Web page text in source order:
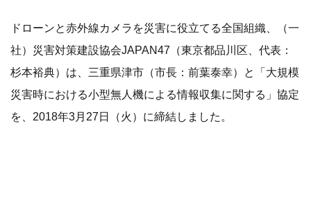
ドローンと赤外線カメラを災害に役立てる全国組織、（一
社）災害対策建設協会JAPAN47（東京都品川区、代表：
杉本裕典）は、三重県津市（市長：前葉泰幸）と「大規模
災害時における小型無人機による情報収集に関する」協定
を、2018年3月27日（火）に締結しました。